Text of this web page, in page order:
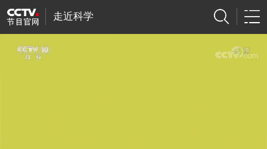
走近科学